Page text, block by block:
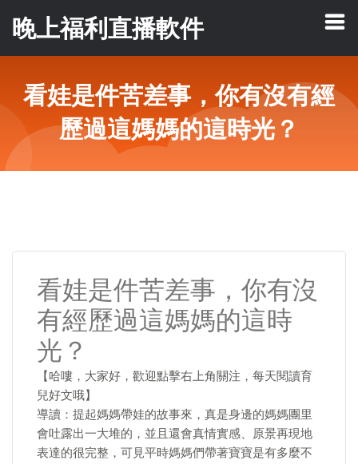
晚上福利直播軟件
看娃是件苦差事，你有沒有經
歷過這媽媽的這時光？
看娃是件苦差事，你有沒
有經歷過這媽媽的這時
光？
【哈嘍，大家好，歡迎點擊右上角關注，每天閱讀育
兒好文哦】
導讀：提起媽媽帶娃的故事來，真是身邊的媽媽團里
會吐露出一大堆的，並且還會真情實感、原景再現地
表達的很完整，可見平時媽媽們帶著寶寶是有多麼不